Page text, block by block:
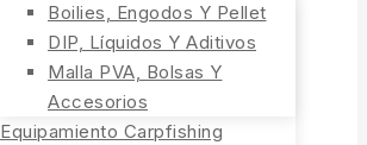
Boilies, Engodos Y Pellet
DIP, Líquidos Y Aditivos
Malla PVA, Bolsas Y
Accesorios
Equipamiento Carpfishing